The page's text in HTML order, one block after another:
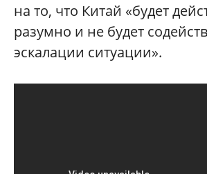
на то, что Китай «будет
разумно и не будет
эскалации ситуации».